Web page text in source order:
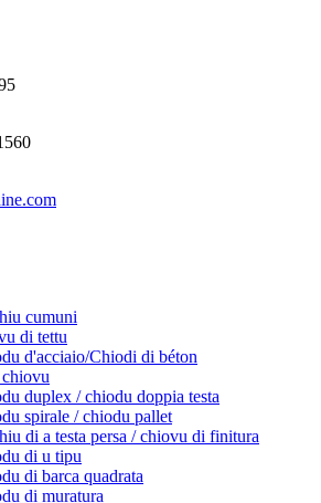
cumuni
di tettu
d'acciaio/Chiodi di béton
duplex / chiodu doppia testa
spirale / chiodu pallet
di a testa persa / chiovu di finitura
di u tipu
di barca quadrata
di muratura